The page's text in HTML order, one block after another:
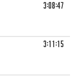
3:08:47
3:11:15